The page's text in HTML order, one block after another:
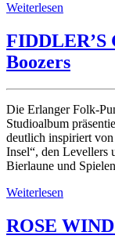
Weiterlesen
FIDDLER’S
Boozers
Die Erlanger Folk-
Studioalbum
deutlich inspiriert
Insel“, den Levellers
Bierlaune und
Weiterlesen
ROSE